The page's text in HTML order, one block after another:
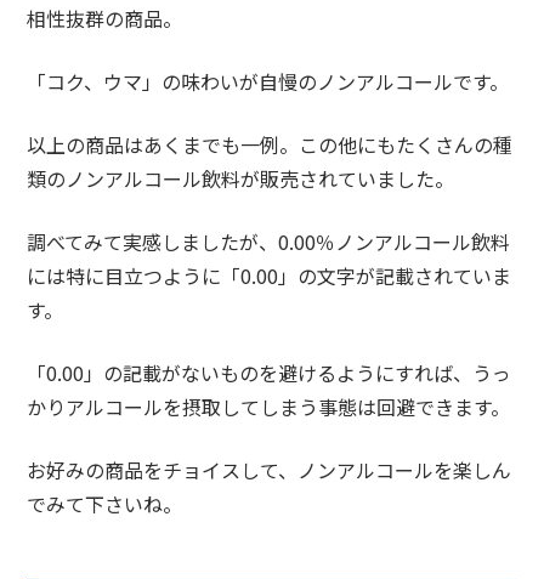
相性抜群の商品。
「コク、ウマ」の味わいが自慢のノンアルコールです。
以上の商品はあくまでも一例。この他にもたくさんの種
類のノンアルコール飲料が販売されていました。
調べてみて実感しましたが、0.00％ノンアルコール飲料
には特に目立つように「0.00」の文字が記載されていま
す。
「0.00」の記載がないものを避けるようにすれば、うっ
かりアルコールを摂取してしまう事態は回避できます。
お好みの商品をチョイスして、ノンアルコールを楽しん
でみて下さいね。